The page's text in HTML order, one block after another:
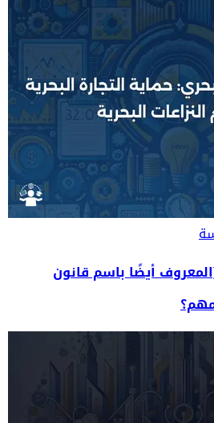
أيضًا باسم قانون
مهم؟